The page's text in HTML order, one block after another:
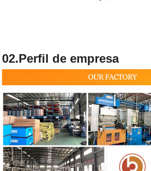
02.Perfil de empresa